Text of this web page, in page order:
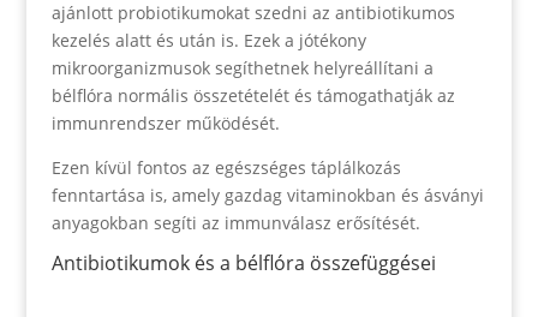
ajánlott probiotikumokat szedni az antibiotikumos
kezelés alatt és után is. Ezek a jótékony
mikroorganizmusok segíthetnek helyreállítani a
bélflóra normális összetételét és támogathatják az
immunrendszer működését.
Ezen kívül fontos az egészséges táplálkozás
fenntartása is, amely gazdag vitaminokban és ásványi
anyagokban segíti az immunválasz erősítését.
Antibiotikumok és a bélflóra összefüggései